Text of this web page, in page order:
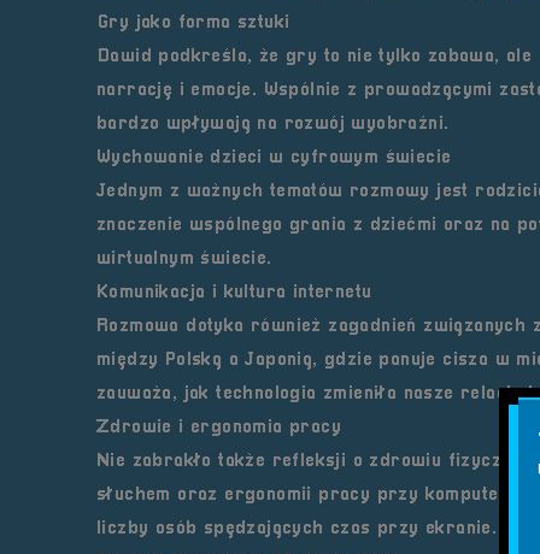
Gry jako forma sztuki
Dawid podkreśla, że gry to nie tylko zabawa,
narrację i emocje. Wspólnie z prowadzącymi
bardzo wpływają na rozwój wyobraźni.
Wychowanie dzieci w cyfrowym świecie
Jednym z ważnych tematów rozmowy jest
znaczenie wspólnego grania z dziećmi oraz na
wirtualnym świecie.
Komunikacja i kultura internetu
Rozmowa dotyka również zagadnień związanych
między Polską a Japonią, gdzie panuje cisza w
zauważa, jak technologia zmieniła nasze relacje
Zdrowie i ergonomia pracy
Nie zabrakło także refleksji o zdrowiu
słuchem oraz ergonomii pracy przy
liczby osób spędzających czas przy ekranie.